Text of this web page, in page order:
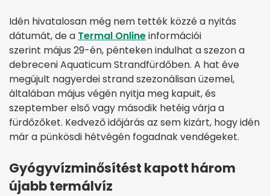
Idén hivatalosan még nem tették közzé a nyitás
dátumát, de a Termal Onlineinformációi
szerint május 29-én, pénteken indulhat a szezon a
debreceni Aquaticum Strandfürdőben. A hat éve
megújult nagyerdei strand szezonálisan üzemel,
általában május végén nyitja meg kapuit, és
szeptember első vagy második hetéig várja a
fürdőzőket. Kedvező időjárás az sem kizárt, hogy idén
már a pünkösdi hétvégén fogadnak vendégeket.
Gyógyvízminősítést kapott három
újabb termálvíz